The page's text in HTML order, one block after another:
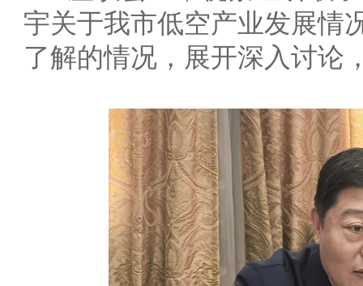
宇关于我市低空产业发展情
了解的情况，展开深入讨论